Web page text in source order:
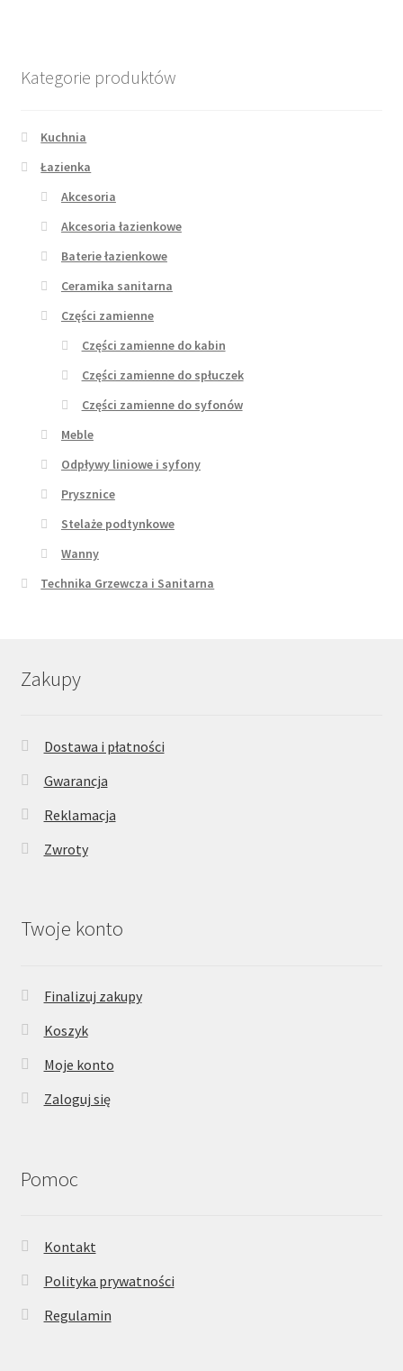
Kategorie produktów
Kuchnia
Łazienka
Akcesoria
Akcesoria łazienkowe
Baterie łazienkowe
Ceramika sanitarna
Części zamienne
Części zamienne do kabin
Części zamienne do spłuczek
Części zamienne do syfonów
Meble
Odpływy liniowe i syfony
Prysznice
Stelaże podtynkowe
Wanny
Technika Grzewcza i Sanitarna
Zakupy
Dostawa i płatności
Gwarancja
Reklamacja
Zwroty
Twoje konto
Finalizuj zakupy
Koszyk
Moje konto
Zaloguj się
Pomoc
Kontakt
Polityka prywatności
Regulamin